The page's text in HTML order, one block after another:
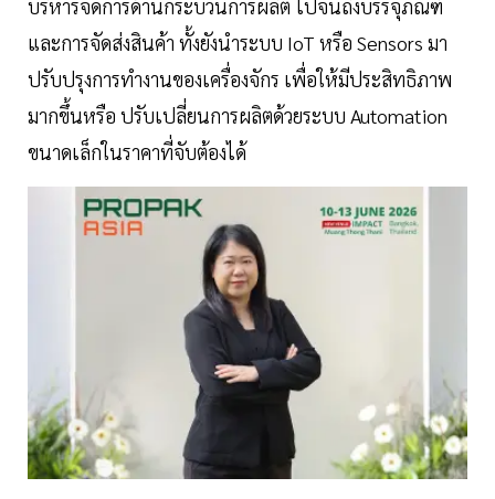
บริหารจัดการด้านกระบวนการผลิต ไปจนถึงบรรจุภัณฑ์
และการจัดส่งสินค้า ทั้งยังนำระบบ IoT หรือ Sensors มา
ปรับปรุงการทำงานของเครื่องจักร เพื่อให้มีประสิทธิภาพ
มากขึ้นหรือ ปรับเปลี่ยนการผลิตด้วยระบบ Automation
ขนาดเล็กในราคาที่จับต้องได้